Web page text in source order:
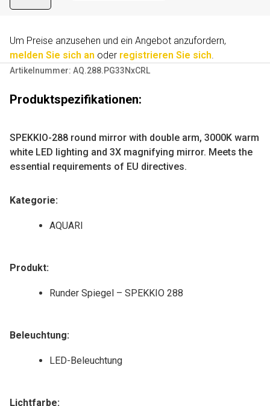
vergrößerung
SPEKKIO
288
Menge
t
e
r
a
i
Um Preise anzusehen und ein Angebot anzufordern,
melden Sie sich an oder registrieren Sie sich
Artikelnummer: AQ.288.PG33NxCRL
Produktspezifikationen:
SPEKKIO-288 round mirror with double arm, 3000K warm
white LED lighting and 3X magnifying mirror. Meets the
essential requirements of EU directives.
Kategorie:
AQUARI
Produkt:
Runder Spiegel – SPEKKIO 288
Beleuchtung:
LED-Beleuchtung
Lichtfarbe: